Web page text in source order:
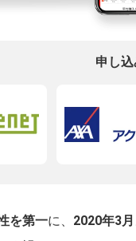
申し込
を第一に、 2020年3月